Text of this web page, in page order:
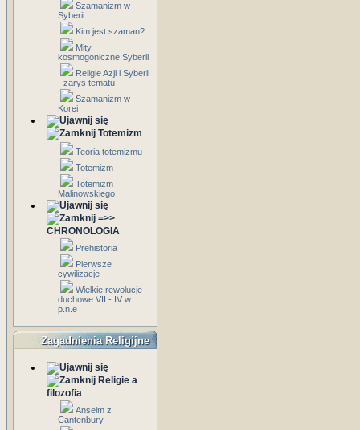
Szamanizm w
Syberii
Kim jest szaman?
Mity
kosmogoniczne Syberii
Religie Azji i Syberii
- zarys tematu
Szamanizm w
Korei
Totemizm
Teoria totemizmu
Totemizm
Totemizm
Malinowskiego
=>>
CHRONOLOGIA
Prehistoria
Pierwsze
cywilizacje
Wielkie rewolucje
duchowe VII - IV w.
p.n.e
Zagadnienia Religijne
Religie a
filozofia
Anselm z
Cantenbury